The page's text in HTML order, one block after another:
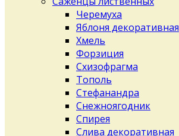
Черемуха
Яблоня декоративная
Хмель
Форзиция
Схизофрагма
Тополь
Стефанандра
Снежноягодник
Спирея
Слива декоративная